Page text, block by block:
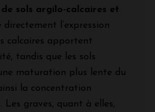
sols argilo-calcaires et
directement l’expression
calcaires apportent
tandis que les sols
maturation plus lente du
la concentration
Les graves, quant à elles,